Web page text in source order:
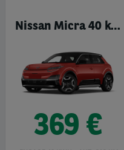
Nissan Micra 40 kWh - 100% Elétrico
369 €